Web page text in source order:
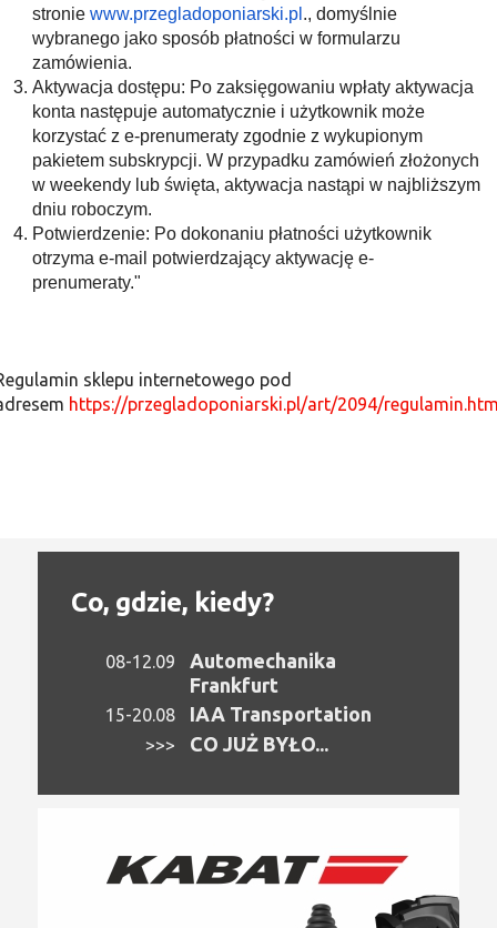
stronie www.przegladoponiarski.pl ., domyślnie
wybranego jako sposób płatności w formularzu
zamówienia.
Aktywacja dostępu: Po zaksięgowaniu wpłaty aktywacja
konta następuje automatycznie i użytkownik może
korzystać z e-prenumeraty zgodnie z wykupionym
pakietem subskrypcji. W przypadku zamówień złożonych
w weekendy lub święta, aktywacja nastąpi w najbliższym
dniu roboczym.
Potwierdzenie: Po dokonaniu płatności użytkownik
otrzyma e-mail potwierdzający aktywację e-
prenumeraty."
sklepu internetowego pod
https://przegladoponiarski.pl/art/2094/
Co, gdzie, kiedy?
08-12.09
Automechanika
Frankfurt
15-20.08 IAA Transportation
>>> CO JUŻ BYŁO...